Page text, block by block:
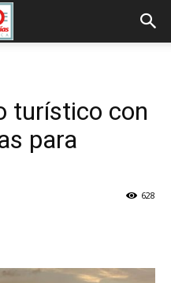
turístico con
para
628